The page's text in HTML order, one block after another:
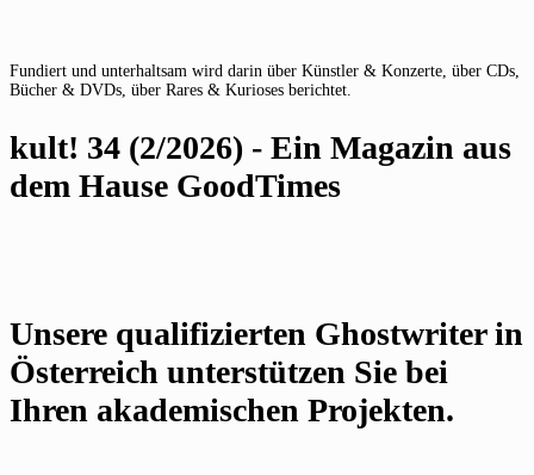
Fundiert und unterhaltsam wird darin über Künstler & Konzerte, über CDs,
Bücher & DVDs, über Rares & Kurioses berichtet.
kult! 34 (2/2026) - Ein Magazin aus
dem Hause GoodTimes
Unsere qualifizierten Ghostwriter in
Österreich unterstützen Sie bei
Ihren akademischen Projekten.